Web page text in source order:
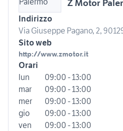
Z Motor
Indirizzo
Via Giuseppe Pagano, 2,
Sito web
http://www.zmotor.it
Orari
lun
09:00 - 13:00
mar
09:00 - 13:00
mer
09:00 - 13:00
gio
09:00 - 13:00
ven
09:00 - 13:00